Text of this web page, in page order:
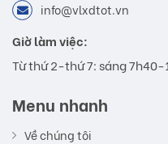
info@vlxdtot.vn
Giờ làm việc:
Từ thứ 2-thứ 7: sáng
Menu nhanh
Về chúng tôi